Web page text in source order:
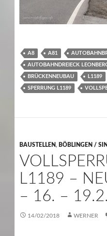
A8 A81
AUTOBAHNDREIECK
BRÜCKENNEUBAU L1189
SPERRUNG L1189
BAUSTELLEN, BÖBLINGEN /
L1189 –
– 16. –
14/02/2018 WERNER